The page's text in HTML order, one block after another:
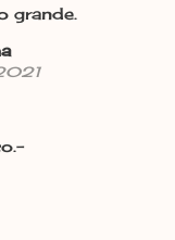
grande.